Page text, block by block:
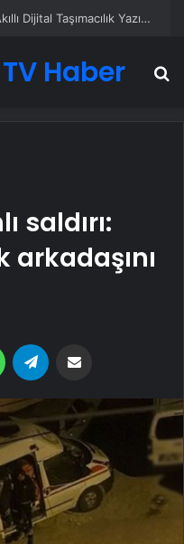
UETDS Nedir ? Uetds.com İle Akıllı Dijital Taşımacılık Yazılımı
Haber
saldırı:
arkadaşını
WhatsApp